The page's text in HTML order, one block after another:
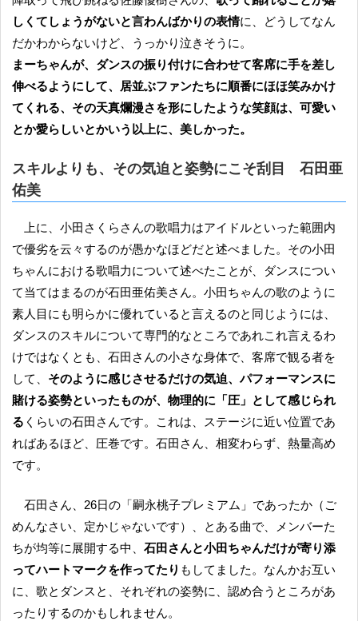
しくてしょうがないと言わんばかりの表情に、どうしてなん
だかわからないけど、うっかり泣きそうに。
まーちゃんが、ダンスの振り付けに合わせて客席に手を差し
伸べるようにして、居並ぶファンたちに順番にほほ笑みかけ
てくれる、その天真爛漫さを形にしたような笑顔は、可愛い
とか愛らしいとかいう以上に、美しかった。
スキルよりも、その気迫と姿勢にこそ刮目 石田亜
佑美
上に、小田さくらさんの歌唱力はアイドルといった範囲内
で優劣を云々するのが愚かなほどだと述べました。その小田
ちゃんにおける歌唱力について述べたことが、ダンスについ
て当てはまるのが石田亜佑美さん。小田ちゃんの歌のように
素人目にも明らかに優れていると言えるのと同じようには、
ダンスのスキルについて専門的なところであれこれ言えるわ
けではなくとも、石田さんの小さな身体で、客席で観る者を
して、 そのように感じさせるだけの気迫、パフォーマンスに
賭ける姿勢といったものが、物理的に「圧」として感じられ
る くらいの石田さんです。これは、ステージに近い位置であ
ればあるほど、圧巻です。石田さん、相変わらず、熱量高め
です。
石田さん、26日の「嗣永桃子プレミアム」であったか（ご
めんなさい、定かじゃないです）、とある曲で、メンバーた
ちが均等に展開する中、 石田さんと小田ちゃんだけが寄り添
ってハートマークを作ってたり もしてました。なんかお互い
に、歌とダンスと、それぞれの姿勢に、認め合うところがあ
ったりするのかもしれません。